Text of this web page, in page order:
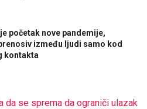
početak nove pandemije,
između ljudi samo kod
kontakta
da se sprema da ograniči ulazak